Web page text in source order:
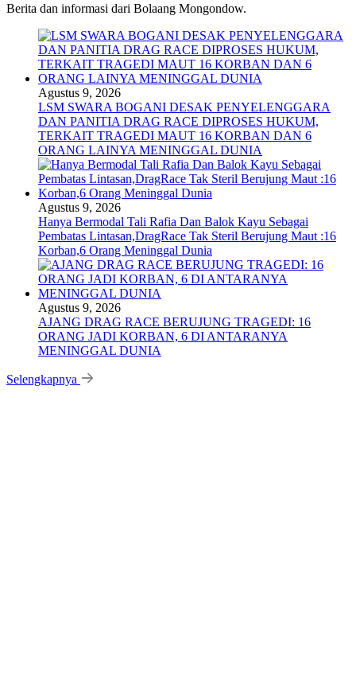
Berita dan informasi dari Bolaang Mongondow.
Agustus 9, 2026
LSM SWARA BOGANI DESAK PENYELENGGARA
DAN PANITIA DRAG RACE DIPROSES HUKUM,
TERKAIT TRAGEDI MAUT 16 KORBAN DAN 6
ORANG LAINYA MENINGGAL DUNIA
Agustus 9, 2026
Hanya Bermodal Tali Rafia Dan Balok Kayu Sebagai
Pembatas Lintasan,DragRace Tak Steril Berujung Maut :16
Korban,6 Orang Meninggal Dunia
Agustus 9, 2026
AJANG DRAG RACE BERUJUNG TRAGEDI: 16
ORANG JADI KORBAN, 6 DI ANTARANYA
MENINGGAL DUNIA
Selengkapnya